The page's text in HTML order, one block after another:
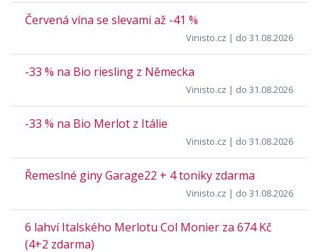
Červená vína se slevami až -41 %
Vinisto.cz | do 31.08.2026
-33 % na Bio riesling z Německa
Vinisto.cz | do 31.08.2026
-33 % na Bio Merlot z Itálie
Vinisto.cz | do 31.08.2026
Řemeslné giny Garage22 + 4 toniky zdarma
Vinisto.cz | do 31.08.2026
6 lahví Italského Merlotu Col Monier za 674 Kč
(4+2 zdarma)